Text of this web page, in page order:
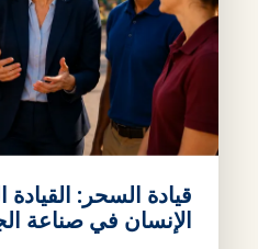
قيادة السحر:
الإنسان في صناعة